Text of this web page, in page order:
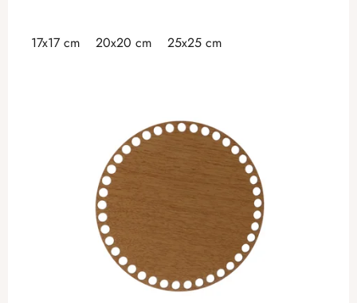
17x17 cm 20x20 cm 25x25 cm